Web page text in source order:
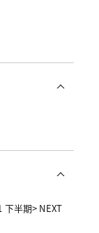
下半期> NEXT